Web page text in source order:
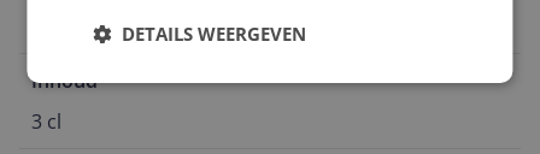
Inhoud
3 cl
DETAILS WEERGEVEN